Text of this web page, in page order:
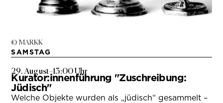
© MARKK
SAMSTAG
29. August–13:00 Uhr
Kurator:innenführung "Zuschreibung:
Jüdisch"
Welche Objekte wurden als „jüdisch“ gesammelt –